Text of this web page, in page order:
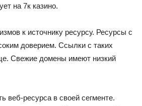
на 7к казино.
к источнику ресурсу. Ресурсы с
доверием. Ссылки с таких
Свежие домены имеют низкий
веб-ресурса в своей сегменте.